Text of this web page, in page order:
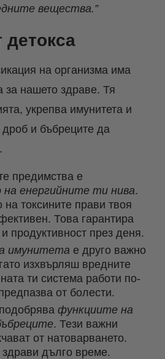
вещества.”
детокса
на организма има
за нашето здраве. Тя
укрепва имунитета и
и бъбреците да
предимства е
на енергийните ти нива.
на токсините прави твоя
Това гарантира
продуктивност през деня.
имунитета е друго важно
изхвърляш вредните
ти система работи по-
от болести.
функциите на
. Тези важни
от натоварването.
здрави дълго време.